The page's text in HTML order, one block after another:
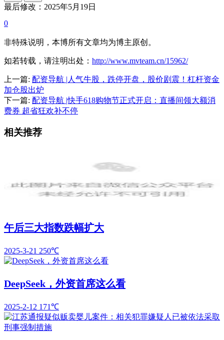
最后修改：2025年5月19日
0
非特殊说明，本博所有文章均为博主原创。
如若转载，请注明出处： http://www.mvteam.cn/15962/
上一篇: 配资导航 |人气牛股，跌停开盘，股价剧震！杠杆资金
加仓股出炉
下一篇: 配资导航 |快手618购物节正式开启：直播间领大额消
费券 超省狂欢补不停
相关推荐
午后三大指数跌幅扩大
2025-3-21 250℃
DeepSeek，外资首席这么看
2025-2-12 171℃